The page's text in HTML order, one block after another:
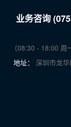
业务咨询
（08:30 - 18:00 周
地址：
深圳市龙